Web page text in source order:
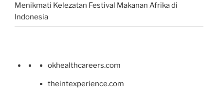
Menikmati Kelezatan Festival Makanan Afrika di
Indonesia
okhealthcareers.com
theintexperience.com